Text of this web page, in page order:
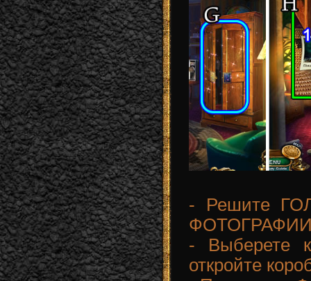
- Решите
- Выберете
откройте